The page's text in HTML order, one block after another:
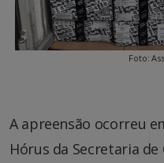
Foto:
A apreensão ocorreu
Hórus da Secretaria